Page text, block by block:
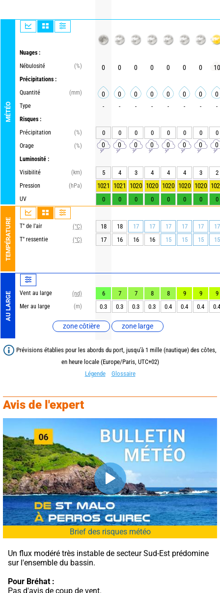
MÉTÉO
Nuages :
Nébulosité
(%)
Précipitations :
Quantité
(mm)
Type
Risques :
Précipitation
(%)
Orage
(%)
Luminosité :
Visibilité
(km)
Pression
(hPa)
UV
TEMPÉRATURE T° de l'air
(°C)
T° ressentie
(°C)
AU LARGE Vent au large
(nd)
Mer au large
(m)
zone côtière zone large
0 0 0 0 0 0 0 10
0 0 0 0 0 0 0 0
- - - - - - - -
0 0 0 0 0 0 0 0
0 0 0 0 0 0 0 0
5 4 3 4 4 4 3 2
1021 1021 1020 1020 1020 1020 1020
0 0 0 0 0 0 0 0
18 18 17 17 17 17 17
17
17
16 16 16 15 15 15 15
6 7 7 8 8 9 9
9
0.3
0.3 0.3 0.3 0.4 0.4 0.4 0.4
Prévisions établies pour les abords du port, jusqu'à 1 mille (nautique) des côtes,
en heure locale (Europe/Paris, UTC+02)
Légende
Glossaire
Avis de l'expert
Brief des risques météo
Un flux modéré très instable de secteur Sud-Est prédomine
sur l'ensemble du bassin.
Pour Bréhat :
Pas d'avis de coup de vent.